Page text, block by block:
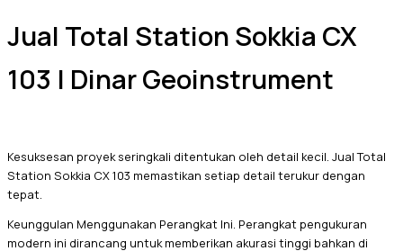
Jual Total Station Sokkia CX
103 | Dinar Geoinstrument
Kesuksesan proyek seringkali ditentukan oleh detail kecil. Jual Total
Station Sokkia CX 103 memastikan setiap detail terukur dengan
tepat.
Keunggulan Menggunakan Perangkat Ini. Perangkat pengukuran
modern ini dirancang untuk memberikan akurasi tinggi bahkan di